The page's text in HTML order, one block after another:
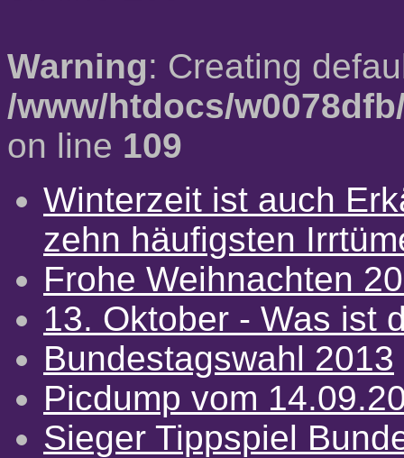
Warning: Creating
/www/htdocs/
on line 109
Winterzeit ist auch
zehn häufigsten
Frohe Weihnachten
13. Oktober - Was ist
Bundestagswahl 2013
Picdump vom
Sieger Tippspiel